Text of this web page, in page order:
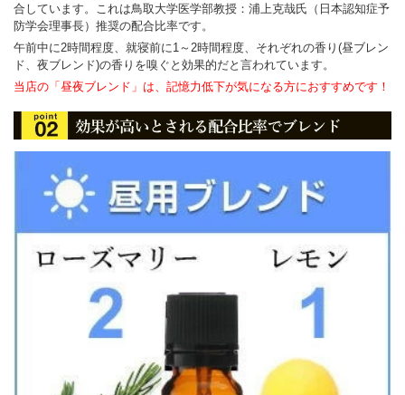
合しています。これは鳥取大学医学部教授：浦上克哉氏（日本認知症予
防学会理事長）推奨の配合比率です。
午前中に2時間程度、就寝前に1～2時間程度、それぞれの香り(昼ブレン
ド、夜ブレンド)の香りを嗅ぐと効果的だと言われています。
当店の「昼夜ブレンド」は、記憶力低下が気になる方におすすめです！